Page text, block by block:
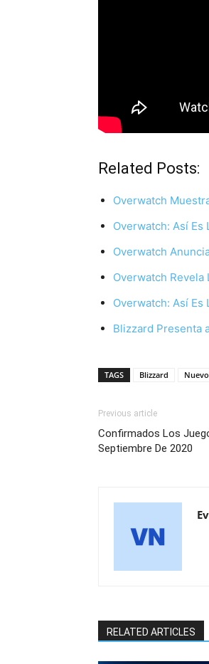
Related Posts:
Overwatch
Overwatch: Así Es
Overwatch
Overwatch
Overwatch: Así Es
Blizzard Presenta
TAGS Blizzard
Previous article
Confirmados Los
Septiembre De 2020
RELATED ARTICLES